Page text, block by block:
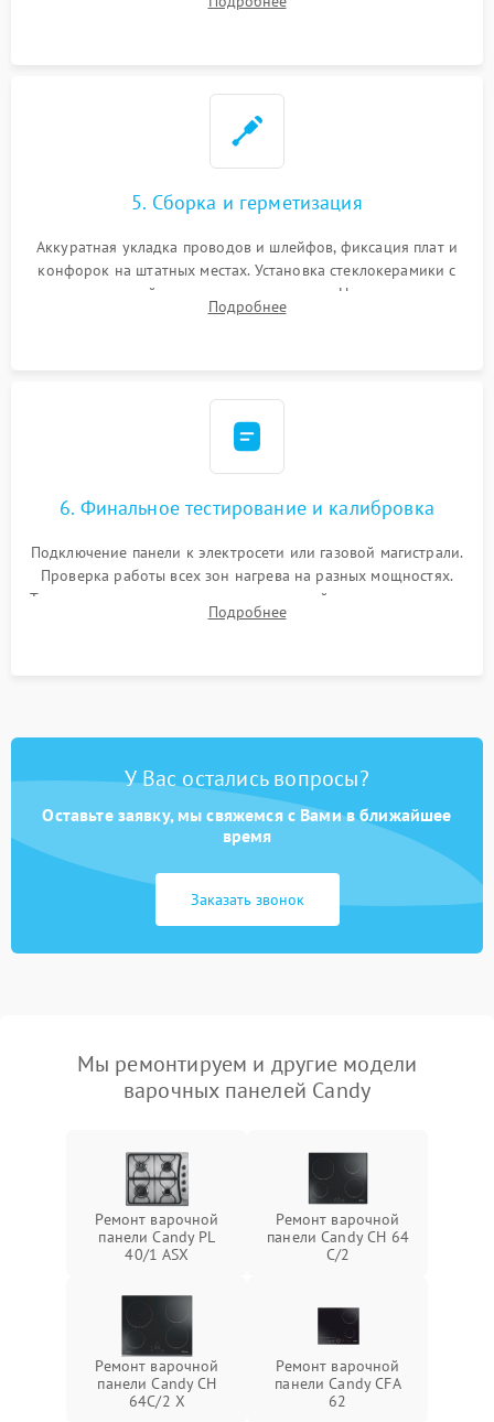
дорожек. Очистка контактов и замена поврежденной
5. Сборка и герметизация
Аккуратная укладка проводов и шлейфов, фиксация плат и
конфорок на штатных местах. Установка стеклокерамики с
проверкой равномерности зазоров. Нанесение
термостойкого герметика или укладка уплотнительной
Подробнее
6. Финальное тестирование и калибровка
Подключение панели к электросети или газовой магистрали.
Проверка работы всех зон нагрева на разных мощностях.
Тестирование сенсорного управления, таймера, индикаторов
остаточного тепла и систем защиты от перегрева.
Подробнее
У Вас остались вопросы?
Оставьте заявку, мы свяжемся с Вами в ближайшее
время
Заказать звонок
Мы ремонтируем и другие модели
варочных панелей Candy
Ремонт варочной
панели Candy PL
40/1 ASX
Ремонт варочной
панели Candy CH 64
C/2
Ремонт варочной
панели Candy CH
64C/2 X
Ремонт варочной
панели Candy CFA
62